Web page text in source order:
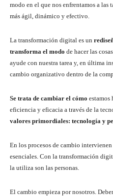
modo en el que nos enfrentamos a las
más ágil, dinámico y efectivo.
La transformación digital es un
transforma el modo de hacer las cosas
ayude con nuestra tarea y, en última
cambio organizativo dentro de la
Se trata de cambiar el cómo estamos
eficiencia y eficacia a través de la
valores primordiales: tecnología y
En los procesos de cambio
esenciales. Con la transformación
la utiliza son las personas.
El cambio empieza por nosotros.